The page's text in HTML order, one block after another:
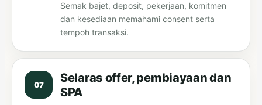
Semak bajet, deposit, pekerjaan, komitmen
dan kesediaan memahami consent serta
tempoh transaksi.
Selaras offer, pembiayaan dan
SPA